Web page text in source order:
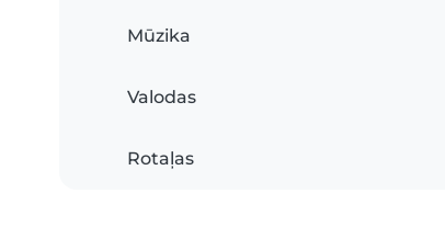
Mūzika
Valodas
Rotaļas